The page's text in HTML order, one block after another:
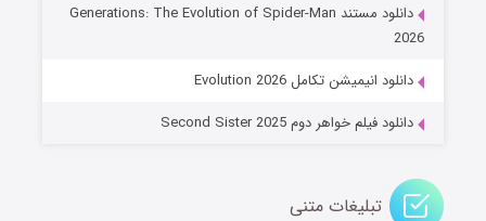
قسمت۱۴ (زیرنویس) منتشر شد
دانلود مستند Generations: The Evolution of Spider-Man
2026
دانلود انیمیشن تکامل Evolution 2026
دانلود فیلم خواهر دوم Second Sister 2025
تبلیغات متنی